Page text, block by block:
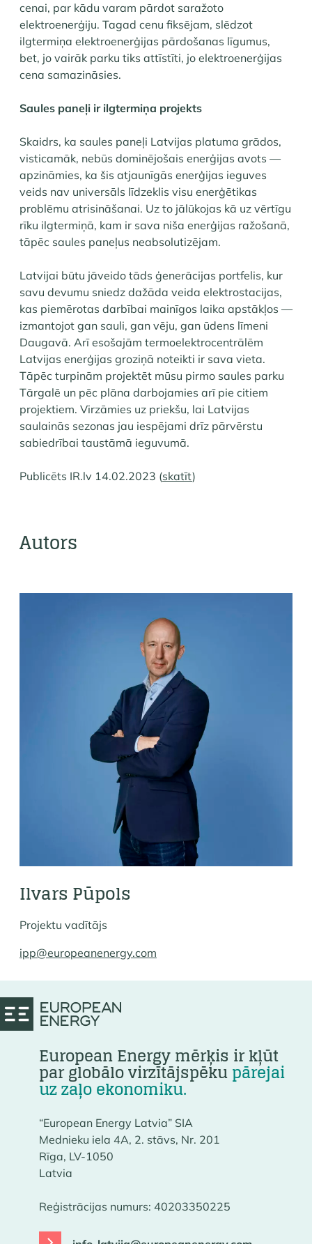
cenai, par kādu varam pārdot saražoto
elektroenerģiju. Tagad cenu fiksējam, slēdzot
ilgtermiņa elektroenerģijas pārdošanas līgumus,
bet, jo vairāk parku tiks attīstīti, jo elektroenerģijas
cena samazināsies.
Saules paneļi ir ilgtermiņa projekts
Skaidrs, ka saules paneļi Latvijas platuma grādos,
visticamāk, nebūs dominējošais enerģijas avots —
apzināmies, ka šis atjaunīgās enerģijas ieguves
veids nav universāls līdzeklis visu enerģētikas
problēmu atrisināšanai. Uz to jālūkojas kā uz vērtīgu
rīku ilgtermiņā, kam ir sava niša enerģijas ražošanā,
tāpēc saules paneļus neabsolutizējam.
Latvijai būtu jāveido tāds ģenerācijas portfelis, kur
savu devumu sniedz dažāda veida elektrostacijas,
kas piemērotas darbībai mainīgos laika apstākļos —
izmantojot gan sauli, gan vēju, gan ūdens līmeni
Daugavā. Arī esošajām termoelektrocentrālēm
Latvijas enerģijas groziņā noteikti ir sava vieta.
Tāpēc turpinām projektēt mūsu pirmo saules parku
Tārgalē un pēc plāna darbojamies arī pie citiem
projektiem. Virzāmies uz priekšu, lai Latvijas
saulainās sezonas jau iespējami drīz pārvērstu
sabiedrībai taustāmā ieguvumā.
Publicēts IR.lv 14.02.2023 (skatīt)
Autors
Ilvars Pūpols
Projektu vadītājs
ipp@europeanenergy.com
European Energy mērķis ir kļūt
par globālo virzītājspēkupārejai
uz zaļo ekonomiku.
“European Energy Latvia” SIA
Mednieku iela 4A, 2. stāvs, Nr. 201
Rīga, LV-1050
Latvia
Reģistrācijas numurs: 40203350225